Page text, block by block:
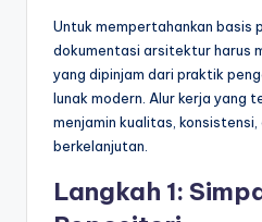
Untuk mempertahankan basis
dokumentasi arsitektur harus
yang dipinjam dari praktik
lunak modern. Alur kerja yang
menjamin kualitas, konsistensi,
berkelanjutan.
Langkah 1: